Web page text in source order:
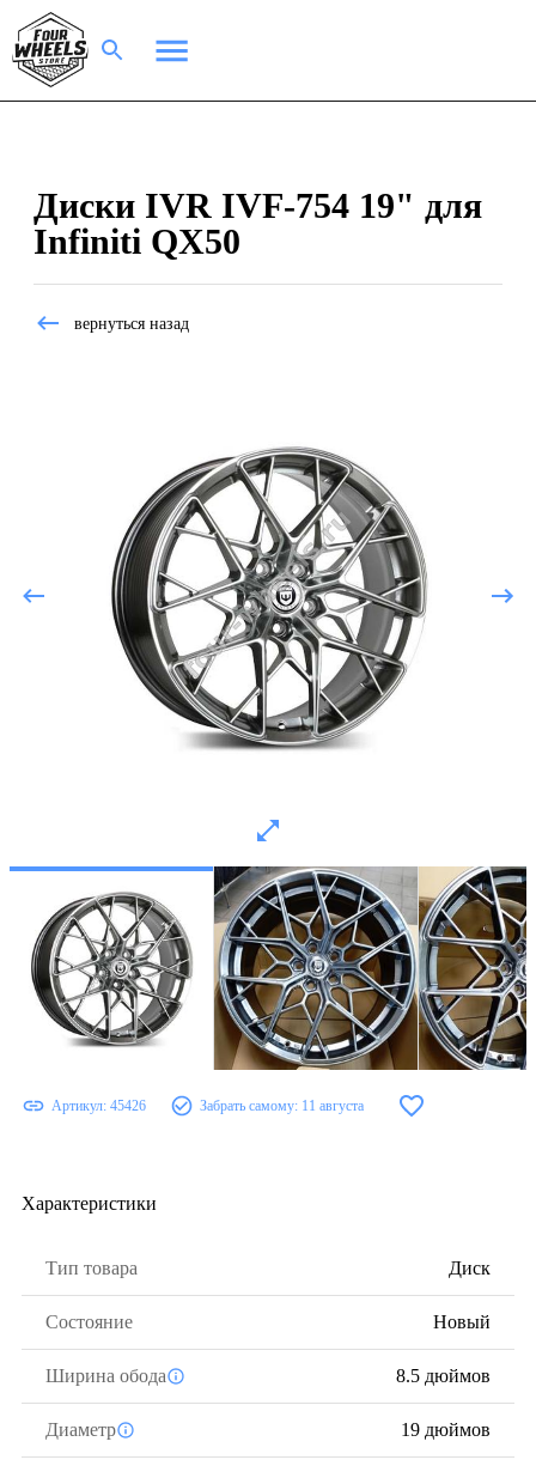
Диски IVR IVF-754 19" для
Infiniti QX50
вернуться назад
Артикул: 45426 Забрать самому: 11 августа
Характеристики
Тип товара Диск
Состояние Новый
Ширина обода 8.5 дюймов
Диаметр 19 дюймов